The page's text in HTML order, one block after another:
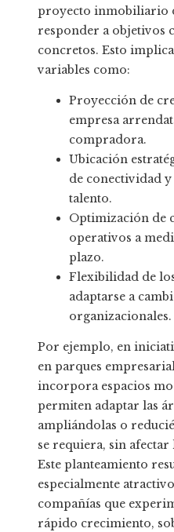
proyecto inmobiliario
responder a objetivos
concretos. Esto
variables como:
Proyección de
empresa
compradora.
Ubicación
de conectividad y
talento.
Optimización de
operativos a
plazo.
Flexibilidad de
adaptarse a
organizacionales.
Por ejemplo, en
en parques
incorpora espacios
permiten adaptar las
ampliándolas o
se requiera, sin
Este planteamiento
especialmente
compañías que
rápido crecimiento,